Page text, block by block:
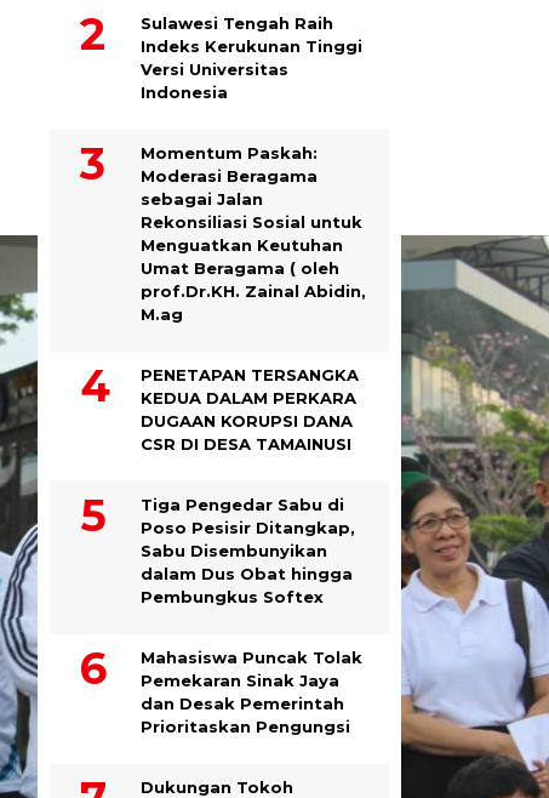
Sulawesi Tengah Raih
Indeks Kerukunan Tinggi
Versi Universitas
Indonesia
Momentum Paskah:
Moderasi Beragama
sebagai Jalan
Rekonsiliasi Sosial untuk
Menguatkan Keutuhan
Umat Beragama ( oleh
prof.Dr.KH. Zainal Abidin,
M.ag
PENETAPAN TERSANGKA
KEDUA DALAM PERKARA
DUGAAN KORUPSI DANA
CSR DI DESA TAMAINUSI
Tiga Pengedar Sabu di
Poso Pesisir Ditangkap,
Sabu Disembunyikan
dalam Dus Obat hingga
Pembungkus Softex
Mahasiswa Puncak Tolak
Pemekaran Sinak Jaya
dan Desak Pemerintah
Prioritaskan Pengungsi
Dukungan Tokoh